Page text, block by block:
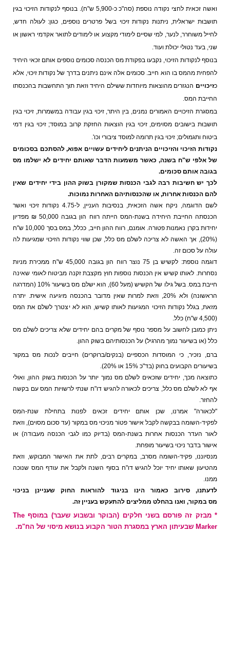
ואשה זכאית לחצי נקודה נוספת (סה"כ כ-5,900 ש"ח). בנוסף לנקודות הזיכוי בגין
תושבוּת ישראלית, ניתנות נקודות זיכוי בשל פרטרים נוספים, כגון: לעולה חדש,
לחייל משוחרר, לנער, למי שסיים לימודי מקצוע או לימודים לתואר אקדמי ראשון או
שני, בעד נטולי יכולת ועוד.
בנוסף לנקודות הזיכוי, נקבעו בפקודת מס הכנסה סכומים נוספים אותם זכאי היחיד
להפחית מהמס בו הוא חייב. סכומים אלה אינם ניתנים בדרך של נקודות זיכוי, אלא
כזיכויים הנגזרים מהוצאות מיוחדות ששילם היחיד וזאת תוך התחשבות בהכנסתו
החייבת המס.
במסגרת הזיכויים האמורים נמנים, בין היתר, זיכוי בגין עבודה במשמרות, זיכוי בגין
תושבוּת בישובים מסוימים, זיכוי בגין הוצאות החזקת קרוב במוסד; זיכוי בגין דמי
ביטוח ותגמולים; זיכוי בגין תרומה למוסד ציבורי וכו'.
נקודות הזיכוי והזיכויים הניתנים ליחידים עשויים אפוא, להסתכם בסכומים
של אלפי ש"ח בשנה, כאשר משמעות הדבר שאותם יחידים לא ישלמו מס
בגובה אותם סכומים.
לכך יש חשיבות רבה לגבי הכנסות שמקורן בשוק ההון בידי יחידים שאין
להם הכנסות אחרות, או שהכנסותיהם האחרות נמוכות.
לשם הדוגמה, ניקח אשה הזכאית, בנסיבות העניין, ל-4.75 נקודות זיכוי ואשר
הכנסתה החייבת היחידה בשנת-המס הייתה רווח הון בגובה 50,000 ₪ מפדיון
יחידות בקרן נאמנות פטורה. אומנם, רווח ההון חייב, ככלל, במס בסך 10,000 ש"ח
(20%), אך האשה לא צריכה לשלם מס כלל, שכן שווי נקודות הזיכוי שמגיעות לה
עולה על סכום זה.
דוגמה נוספת: לקשיש בן 75 נוצר רווח הון בגובה 45,000 ש"ח ממכירת מניות
נסחרות. לאותו קשיש אין הכנסות נוספות חוץ מקצבת זקנה מביטוח לאומי שאינה
חייבת במס. בשל גילו של הקשיש (מעל 60), הוא ישלם מס בשיעור 10% (המדרגה
הראשונה) ולא 20%, וזאת למרות שאין מדובר בהכנסה מיגיעה אישית. יתרה
מזאת, בגלל נקודות הזיכוי המגיעות לאותו קשיש, הוא לא יצטרך לשלם את המס
(4,500 ש"ח) כלל.
ניתן כמובן לחשוב על מספר נוסף של מקרים בהם יחידים שלא צריכים לשלם מס
כלל (או בשיעור נמוך מהרגיל) על הכנסותיהם בשוק ההון.
ברם, נזכיר, כי המוסדות הכספיים (בנקים/ברוקרים) חייבים לנכות מס במקור
בשיעורים הקבועים בחוק (בד"כ 15% או 20%).
כתוצאה מכך, יחידים שזכאים לשלם מס נמוך יותר על הכנסות בשוק ההון, ואולי
אף לא לשלם מס כלל, צריכים לכאורה להגיש דו"ח שנתי לרשויות המס עם בקשה
להחזר.
"לכאורה" אמרנו, שכן אותם יחידים זכאים לפנות בתחילת שנת-המס
לפקיד-השומה בבקשה לקבל אישור פטוֹר מניכוי מס במקור (עד סכום מסוים), וזאת
לאור העדר הכנסות אחרות בשנת-המס (בדיוק כמו לגבי הכנסה מעבודה) או
אישור בדבר ניכוי בשיעור מופחת.
מנסיוננו, פקיד-השומה מסרב, במקרים רבים, לתת את האישור המבוקש, וזאת
מהטיעון שאותו יחיד יוכל להגיש דו"ח בסוף השנה ולקבל את עודף המס שנוכה
ממנו.
לדעתנו, סירוב כאמור הינו בניגוד להוראות החוק שעניינן בניכוי
מס במקור, ואנו בהחלט ממליצים להתעקש בעניין זה.
* מבזק זה פורסם בשני חלקים (הבוקר ובשבוע שעבר) במוסף The
Marker שבעיתון הארץ במסגרת הטור הקבוע בנושא מיסוי של הח"מ.